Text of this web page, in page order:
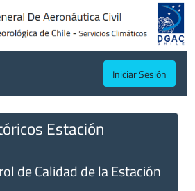
Iniciar Sesión
Estación
de Calidad de la Estación